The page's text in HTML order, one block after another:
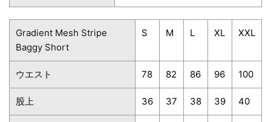
Gradient Mesh Stripe
Baggy Short
S M L XL XXL
ウエスト 78 82 86 96 100
股上 36 37 38 39 40